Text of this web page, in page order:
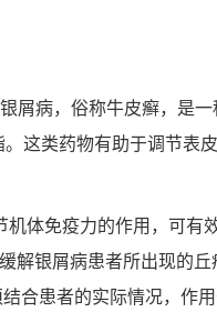
屑病，俗称牛皮癣，是
这类药物有助于调节表
体免疫力的作用，可有
解银屑病患者所出现的
合患者的实际情况，作用